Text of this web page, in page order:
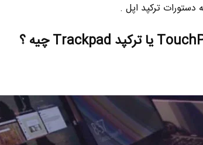
دستورات ترکپد اپل .